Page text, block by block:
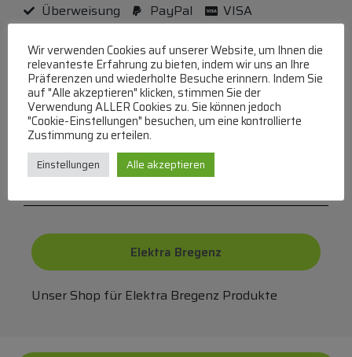
Überweisung
PayPal
VISA
MasterCard
FAQ
Häufige Fragen zu unserer Website werden in
unserer FAQ beantwortet
Elektra Bregenz
Unser Shop für Elektra Bregenz Produkte
Wir verwenden Cookies auf unserer Website, um Ihnen die
relevanteste Erfahrung zu bieten, indem wir uns an Ihre
Präferenzen und wiederholte Besuche erinnern. Indem Sie
auf "Alle akzeptieren" klicken, stimmen Sie der
Verwendung ALLER Cookies zu. Sie können jedoch
"Cookie-Einstellungen" besuchen, um eine kontrollierte
Zustimmung zu erteilen.
Einstellungen Alle akzeptieren